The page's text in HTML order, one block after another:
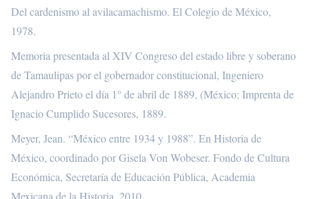
Del cardenismo al avilacamachismo. El Colegio de México,
1978.
Memoria presentada al XIV Congreso del estado libre y soberano
de Tamaulipas por el gobernador constitucional, Ingeniero
Alejandro Prieto el día 1° de abril de 1889, (México: Imprenta de
Ignacio Cumplido Sucesores, 1889.
Meyer, Jean. “México entre 1934 y 1988”. En Historia de
México, coordinado por Gisela Von Wobeser. Fondo de Cultura
Económica, Secretaría de Educación Pública, Academia
Mexicana de la Historia, 2010.